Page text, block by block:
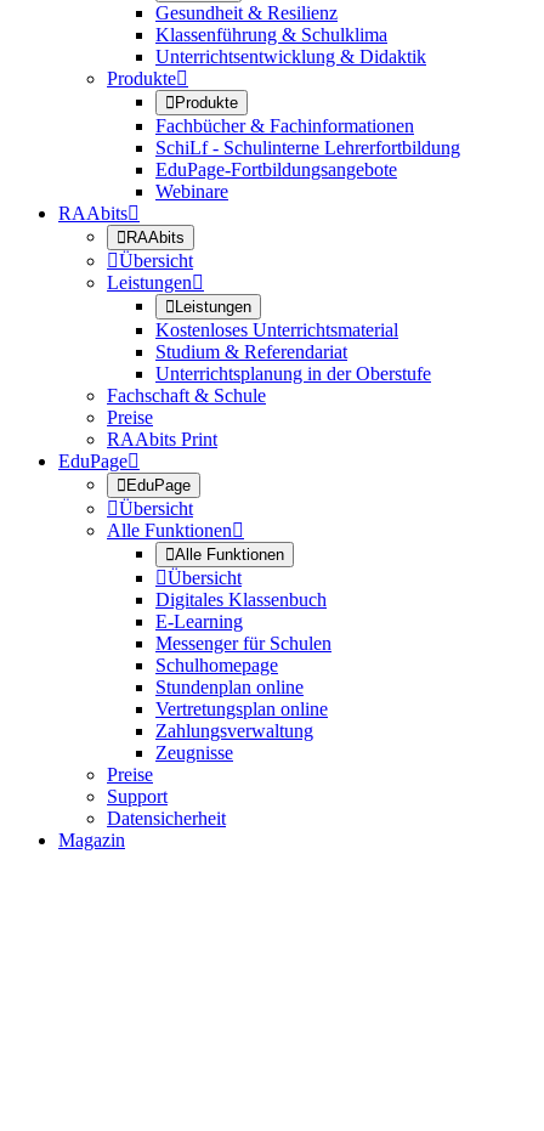
Gesundheit & Resilienz
Klassenführung & Schulklima
Unterrichtsentwicklung & Didaktik
Produkte
Produkte
Fachbücher & Fachinformationen
SchiLf - Schulinterne Lehrerfortbildung
EduPage-Fortbildungsangebote
Webinare
RAAbits
RAAbits
Übersicht
Leistungen
Leistungen
Kostenloses Unterrichtsmaterial
Studium & Referendariat
Unterrichtsplanung in der Oberstufe
Fachschaft & Schule
Preise
RAAbits Print
EduPage
EduPage
Übersicht
Alle Funktionen
Alle Funktionen
Übersicht
Digitales Klassenbuch
E-Learning
Messenger für Schulen
Schulhomepage
Stundenplan online
Vertretungsplan online
Zahlungsverwaltung
Zeugnisse
Preise
Support
Datensicherheit
Magazin